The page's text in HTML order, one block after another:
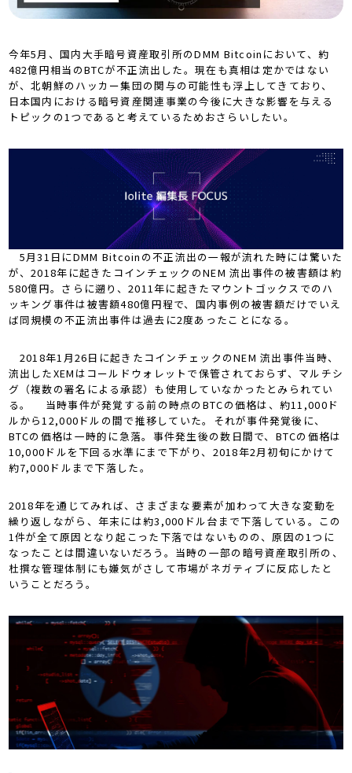
今年5月、国内大手暗号資産取引所のDMM Bitcoinにおいて、約
482億円相当のBTCが不正流出した。現在も真相は定かではない
が、北朝鮮のハッカー集団の関与の可能性も浮上してきており、
日本国内における暗号資産関連事業の今後に大きな影響を与える
トピックの1つであると考えているためおさらいしたい。
5月31日にDMM Bitcoinの不正流出の一報が流れた時には驚いた
が、2018年に起きたコインチェックのNEM 流出事件の被害額は約
580億円。さらに遡り、2011年に起きたマウントゴックスでのハ
ッキング事件は被害額480億円程で、国内事例の被害額だけでいえ
ば同規模の不正流出事件は過去に2度あったことになる。
2018年1月26日に起きたコインチェックのNEM 流出事件当時、
流出したXEMはコールドウォレットで保管されておらず、マルチシ
グ（複数の署名による承認）も使用していなかったとみられてい
る。 当時事件が発覚する前の時点のBTCの価格は、約11,000ド
ルから12,000ドルの間で推移していた。それが事件発覚後に、
BTCの価格は一時的に急落。事件発生後の数日間で、BTCの価格は
10,000ドルを下回る水準にまで下がり、2018年2月初旬にかけて
約7,000ドルまで下落した。
2018年を通じてみれば、さまざまな要素が加わって大きな変動を
繰り返しながら、年末には約3,000ドル台まで下落している。この
1件が全て原因となり起こった下落ではないものの、原因の1つに
なったことは間違いないだろう。当時の一部の暗号資産取引所の、
杜撰な管理体制にも嫌気がさして市場がネガティブに反応したと
いうことだろう。